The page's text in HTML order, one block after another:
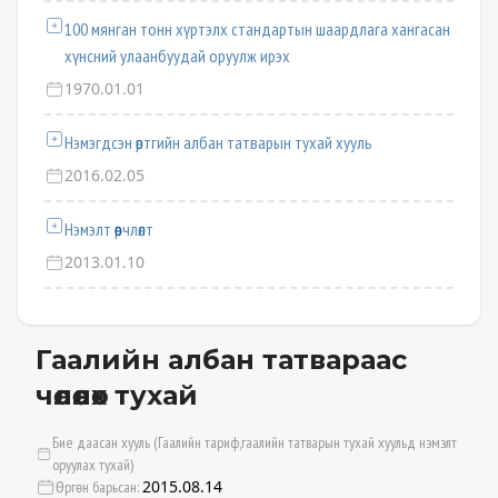
100 мянган тонн хүртэлх стандартын шаардлага хангасан
хүнсний улаанбуудай оруулж ирэх
1970.01.01
Нэмэгдсэн өртгийн албан татварын тухай хууль
2016.02.05
Нэмэлт өөрчлөлт
2013.01.10
Гаалийн албан татвараас
чөлөөлөх тухай
Бие даасан хууль (Гаалийн тариф,гаалийн татварын тухай хуульд нэмэлт
оруулах тухай)
Өргөн барьсан:2015.08.14